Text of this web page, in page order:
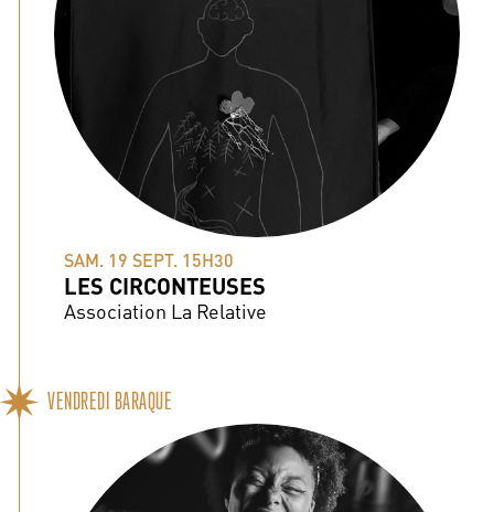
SAM. 19 SEPT. 15H30
LES CIRCONTEUSES
Association La Relative
VENDREDI BARAQUE